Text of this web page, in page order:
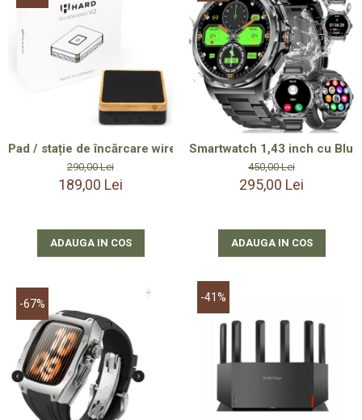
Pad / stație de încărcare wireless 15 W Qi, design pătrat
290,00 Lei
189,00 Lei
ADAUGA IN COS
Smartwatch 1,43 inch cu
450,00 Lei
295,00 Lei
ADAUGA IN COS
-67%
-41%